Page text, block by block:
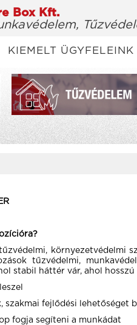
Box Kft.
KIEMELT ÜGYFELEINK
környezetvédelmi
tűzvédelmi,
stabil háttér vár, ahol
szakmai fejlődési lehetőséget
fogja segíteni a munkádat